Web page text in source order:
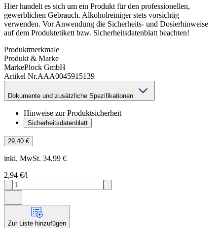
Hier handelt es sich um ein Produkt für den professionellen,
gewerblichen Gebrauch. Alkoholreiniger stets vorsichtig
verwenden. Vor Anwendung die Sicherheits- und Dosierhinweise
auf dem Produktetikett bzw. Sicherheitsdatenblatt beachten!
Produktmerkmale
Produkt & Marke
MarkePlock GmbH
Artikel Nr.AAA0045915139
Dokumente und zusätzliche Spezifikationen
Hinweise zur Produktsicherheit
Sicherheitsdatenblatt
29,40 €
inkl. MwSt. 34,99 €
2,94 €/l
Zur Liste hinzufügen